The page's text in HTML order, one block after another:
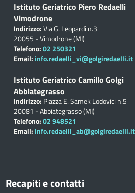
Istituto Geriatrico Piero Redaelli
Vimodrone
Indirizzo:Via G. Leopardi n.3
20055 - Vimodrone (MI)
Telefono:02 250321
Email: info.redaelli_vi@golgiredaelli.it
Istituto Geriatrico Camillo Golgi
Abbiategrasso
Indirizzo: Piazza E. Samek Lodovici n.5
20081 - Abbiategrasso (MI)
Telefono:02 948521
Email: info.redaelli_ab@golgiredaelli.it
Recapiti e contatti